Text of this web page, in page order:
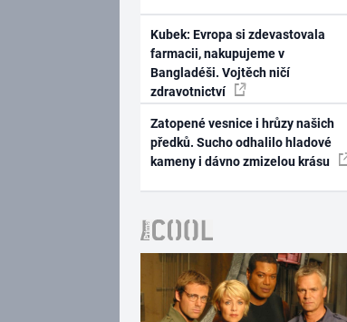
Kubek: Evropa si zdevastovala
farmacii, nakupujeme v
Bangladéši. Vojtěch ničí
zdravotnictví
Zatopené vesnice i hrůzy našich
předků. Sucho odhalilo hladové
kameny i dávno zmizelou krásu